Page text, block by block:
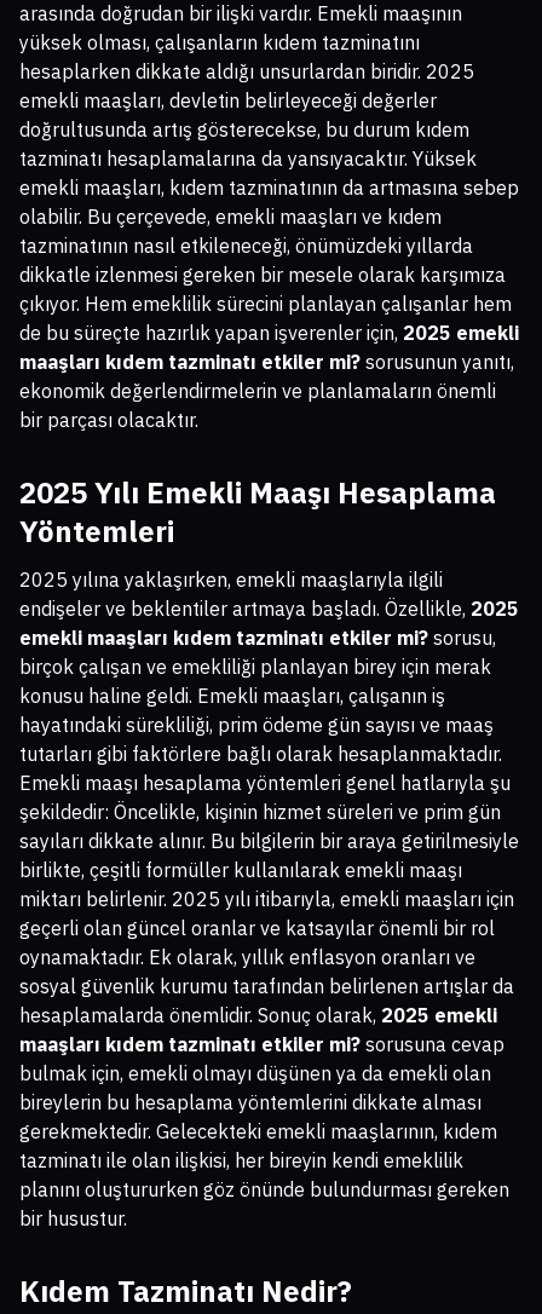
arasında doğrudan bir ilişki vardır. Emekli maaşının
yüksek olması, çalışanların kıdem tazminatını
hesaplarken dikkate aldığı unsurlardan biridir. 2025
emekli maaşları, devletin belirleyeceği değerler
doğrultusunda artış gösterecekse, bu durum kıdem
tazminatı hesaplamalarına da yansıyacaktır. Yüksek
emekli maaşları, kıdem tazminatının da artmasına sebep
olabilir. Bu çerçevede, emekli maaşları ve kıdem
tazminatının nasıl etkileneceği, önümüzdeki yıllarda
dikkatle izlenmesi gereken bir mesele olarak karşımıza
çıkıyor. Hem emeklilik sürecini planlayan çalışanlar hem
de bu süreçte hazırlık yapan işverenler için, 2025 emekli
maaşları kıdem tazminatı etkiler mi? sorusunun yanıtı,
ekonomik değerlendirmelerin ve planlamaların önemli
bir parçası olacaktır.
2025 Yılı Emekli Maaşı Hesaplama
Yöntemleri
2025 yılına yaklaşırken, emekli maaşlarıyla ilgili
endişeler ve beklentiler artmaya başladı. Özellikle, 2025
emekli maaşları kıdem tazminatı etkiler mi? sorusu,
birçok çalışan ve emekliliği planlayan birey için merak
konusu haline geldi. Emekli maaşları, çalışanın iş
hayatındaki sürekliliği, prim ödeme gün sayısı ve maaş
tutarları gibi faktörlere bağlı olarak hesaplanmaktadır.
Emekli maaşı hesaplama yöntemleri genel hatlarıyla şu
şekildedir: Öncelikle, kişinin hizmet süreleri ve prim gün
sayıları dikkate alınır. Bu bilgilerin bir araya getirilmesiyle
birlikte, çeşitli formüller kullanılarak emekli maaşı
miktarı belirlenir. 2025 yılı itibarıyla, emekli maaşları için
geçerli olan güncel oranlar ve katsayılar önemli bir rol
oynamaktadır. Ek olarak, yıllık enflasyon oranları ve
sosyal güvenlik kurumu tarafından belirlenen artışlar da
hesaplamalarda önemlidir. Sonuç olarak, 2025 emekli
maaşları kıdem tazminatı etkiler mi? sorusuna cevap
bulmak için, emekli olmayı düşünen ya da emekli olan
bireylerin bu hesaplama yöntemlerini dikkate alması
gerekmektedir. Gelecekteki emekli maaşlarının, kıdem
tazminatı ile olan ilişkisi, her bireyin kendi emeklilik
planını oluştururken göz önünde bulundurması gereken
bir husustur.
Kıdem Tazminatı Nedir?